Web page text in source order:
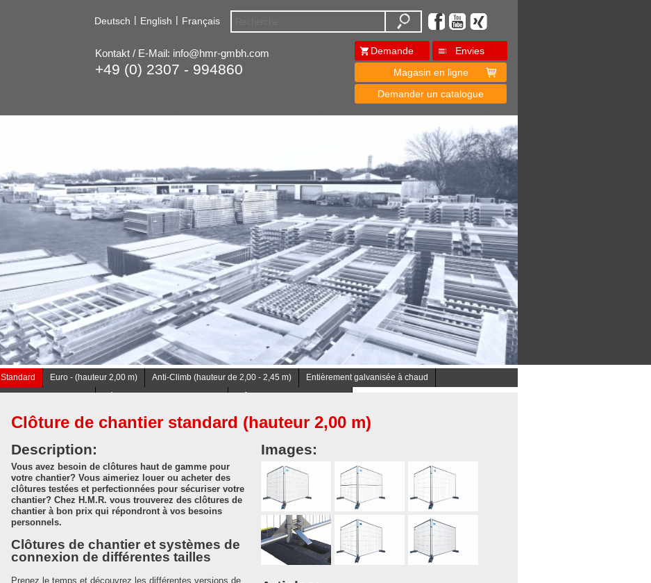
Deutsch | English | Français
Kontakt / E-Mail: info@hmr-gmbh.com
+49 (0) 2307 - 994860
Demande
Envies
Magasin en ligne
Demander un catalogue
Standard Euro - (hauteur 2,00 m) Anti-Climb (hauteur de 2,00 - 2,45 m)
Entièrement galvanisée à chaud
Clôture de chantier standard (hauteur 2,00 m)
Description:
Vous avez besoin de clôtures haut de gamme pour
votre chantier? Vous aimeriez louer ou acheter des
clôtures testées et perfectionnées pour sécuriser votre
chantier? Chez H.M.R. vous trouverez des clôtures de
chantier à bon prix qui répondront à vos besoins
personnels.
Clôtures de chantier et systèmes de
connexion de différentes tailles
Prenez le temps et découvrez les différentes versions de
Images: